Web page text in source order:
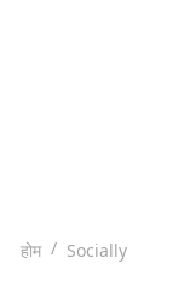
होम Socially